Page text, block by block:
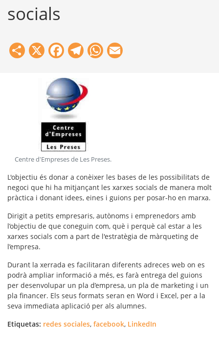
socials
Share
X Facebook
Telegram
WhatsApp
Centre d'Empreses de Les Preses.
L'objectiu és donar a conèixer les bases de les possibilitats de
negoci que hi ha mitjançant les xarxes socials de manera molt
pràctica i donant idees, eines i guions per posar-ho en marxa.
Dirigit a petits empresaris, autònoms i emprenedors amb
l’objectiu de que coneguin com, què i perquè cal estar a les
xarxes socials com a part de l'estratègia de màrqueting de
l’empresa.
Durant la xerrada es facilitaran diferents adreces web on es
podrà ampliar informació a més, es farà entrega del guions
per desenvolupar un pla d’empresa, un pla de marketing i un
pla financer. Els seus formats seran en Word i Excel, per a la
seva immediata aplicació per als alumnes.
Etiquetas: redes sociales, facebook, LinkedIn